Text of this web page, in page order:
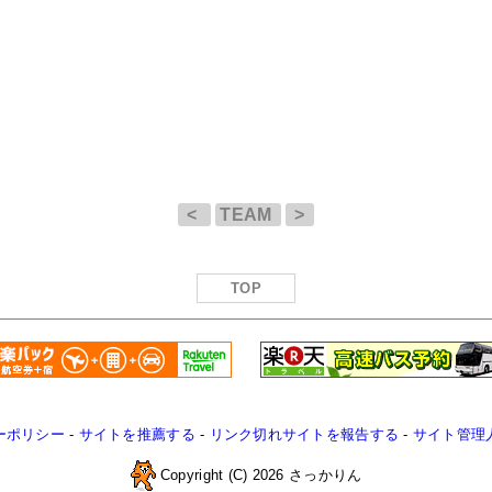
< TEAM >
TOP
ポリシー - サイトを推薦する - リンク切れサイトを報告する - サイト管理
Copyright (C) 2026 さっかりん